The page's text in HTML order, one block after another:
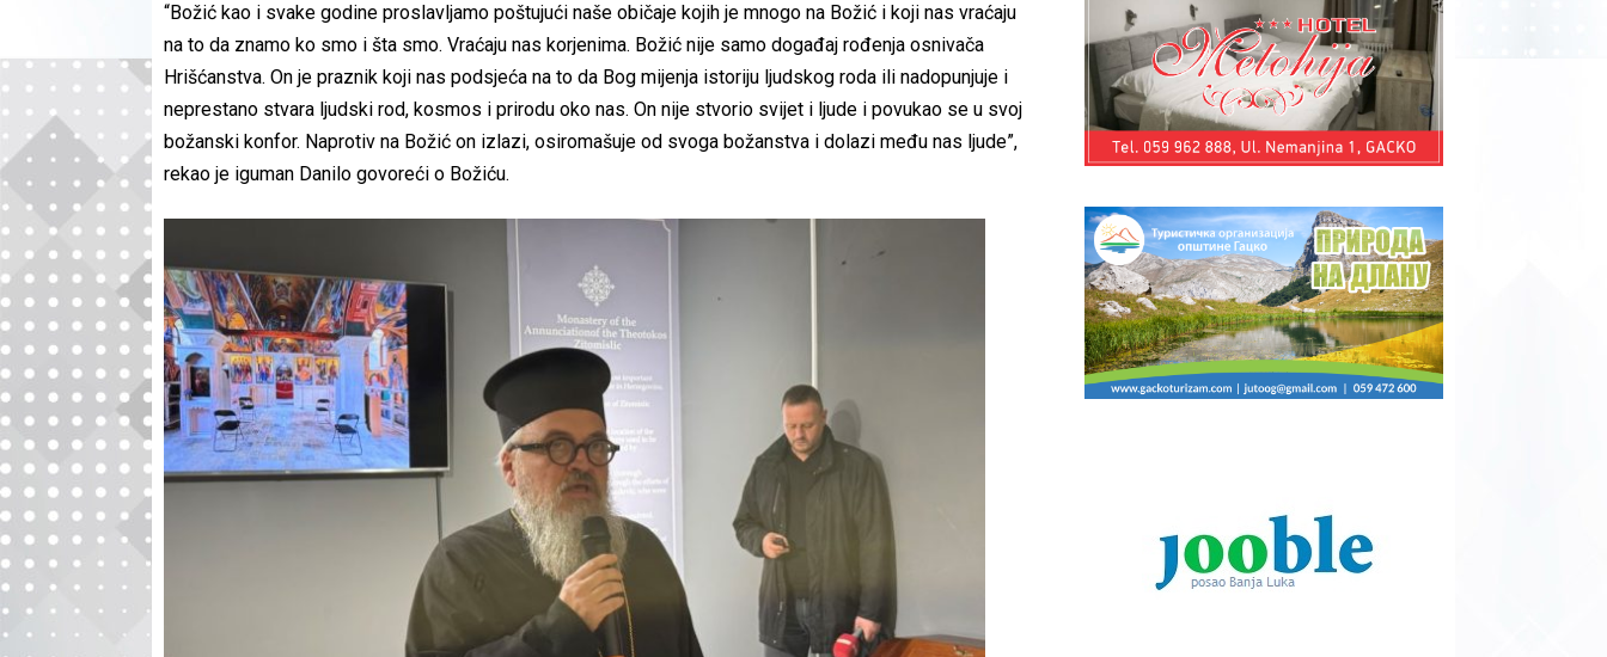
“Božić kao i svake godine proslavljamo poštujući naše običaje kojih je mnogo na Božić i koji nas vraćaju
na to da znamo ko smo i šta smo. Vraćaju nas korjenima. Božić nije samo događaj rođenja osnivača
Hrišćanstva. On je praznik koji nas podsjeća na to da Bog mijenja istoriju ljudskog roda ili nadopunjuje i
neprestano stvara ljudski rod, kosmos i prirodu oko nas. On nije stvorio svijet i ljude i povukao se u svoj
božanski konfor. Naprotiv na Božić on izlazi, osiromašuje od svoga božanstva i dolazi među nas ljude”,
rekao je iguman Danilo govoreći o Božiću.